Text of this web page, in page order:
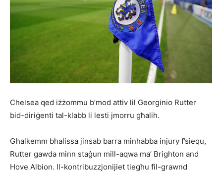
Chelsea qed iżżommu b’mod attiv lil Georginio Rutter
bid-diriġenti tal-klabb li lesti jmorru għalih.
Għalkemm bħalissa jinsab barra minħabba injury f’siequ,
Rutter gawda minn staġun mill-aqwa ma’ Brighton and
Hove Albion. Il-kontribuzzjonijiet tiegħu fil-grawnd